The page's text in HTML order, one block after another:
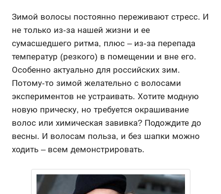
Зимой волосы постоянно переживают стресс. И
не только из-за нашей жизни и ее
сумасшедшего ритма, плюс – из-за перепада
температур (резкого) в помещении и вне его.
Особенно актуально для российских зим.
Потому-то зимой желательно с волосами
экспериментов не устраивать. Хотите модную
новую прическу, но требуется окрашивание
волос или химическая завивка? Подождите до
весны. И волосам польза, и без шапки можно
ходить – всем демонстрировать.